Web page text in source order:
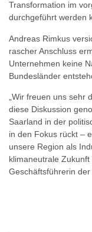
Transformation im
durchgeführt werden
Andreas Rimkus
rascher Anschluss
Unternehmen keine
Bundesländer
„Wir freuen uns sehr
diese Diskussion
Saarland in der
in den Fokus rückt –
unsere Region als
klimaneutrale
Geschäftsführerin der